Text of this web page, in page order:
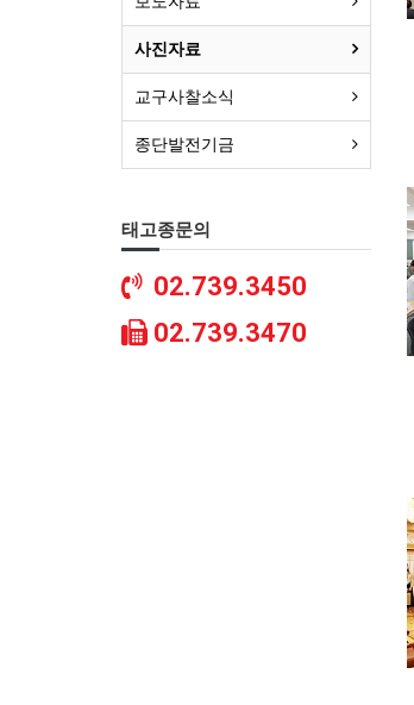
사진자료
교구사찰소식
종단발전기금
태고종문의
02.739.3450
02.739.3470